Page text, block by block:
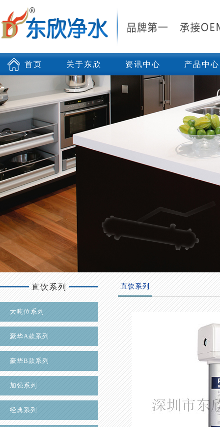
首页 关于东欣 资讯中心 产品中心
直饮系列
大吨位系列
豪华A款系列
豪华B款系列
加强系列
经典系列
直饮系列